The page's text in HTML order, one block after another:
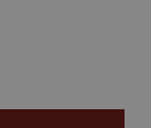
5